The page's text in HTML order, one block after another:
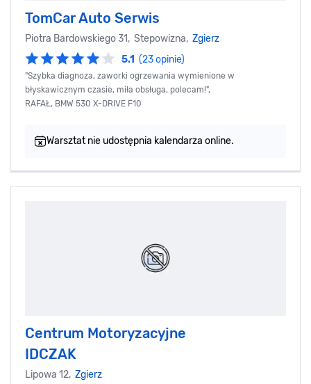
TomCar Auto Serwis
Piotra Bardowskiego 31, Stepowizna, Zgierz
5.1 (23 opinie)
"Szybka diagnoza, zaworki ogrzewania wymienione w
błyskawicznym czasie, miła obsługa, polecam!",
RAFAŁ, BMW 530 X-DRIVE F10
Warsztat nie udostępnia kalendarza online.
Centrum Motoryzacyjne
IDCZAK
Lipowa 12, Zgierz